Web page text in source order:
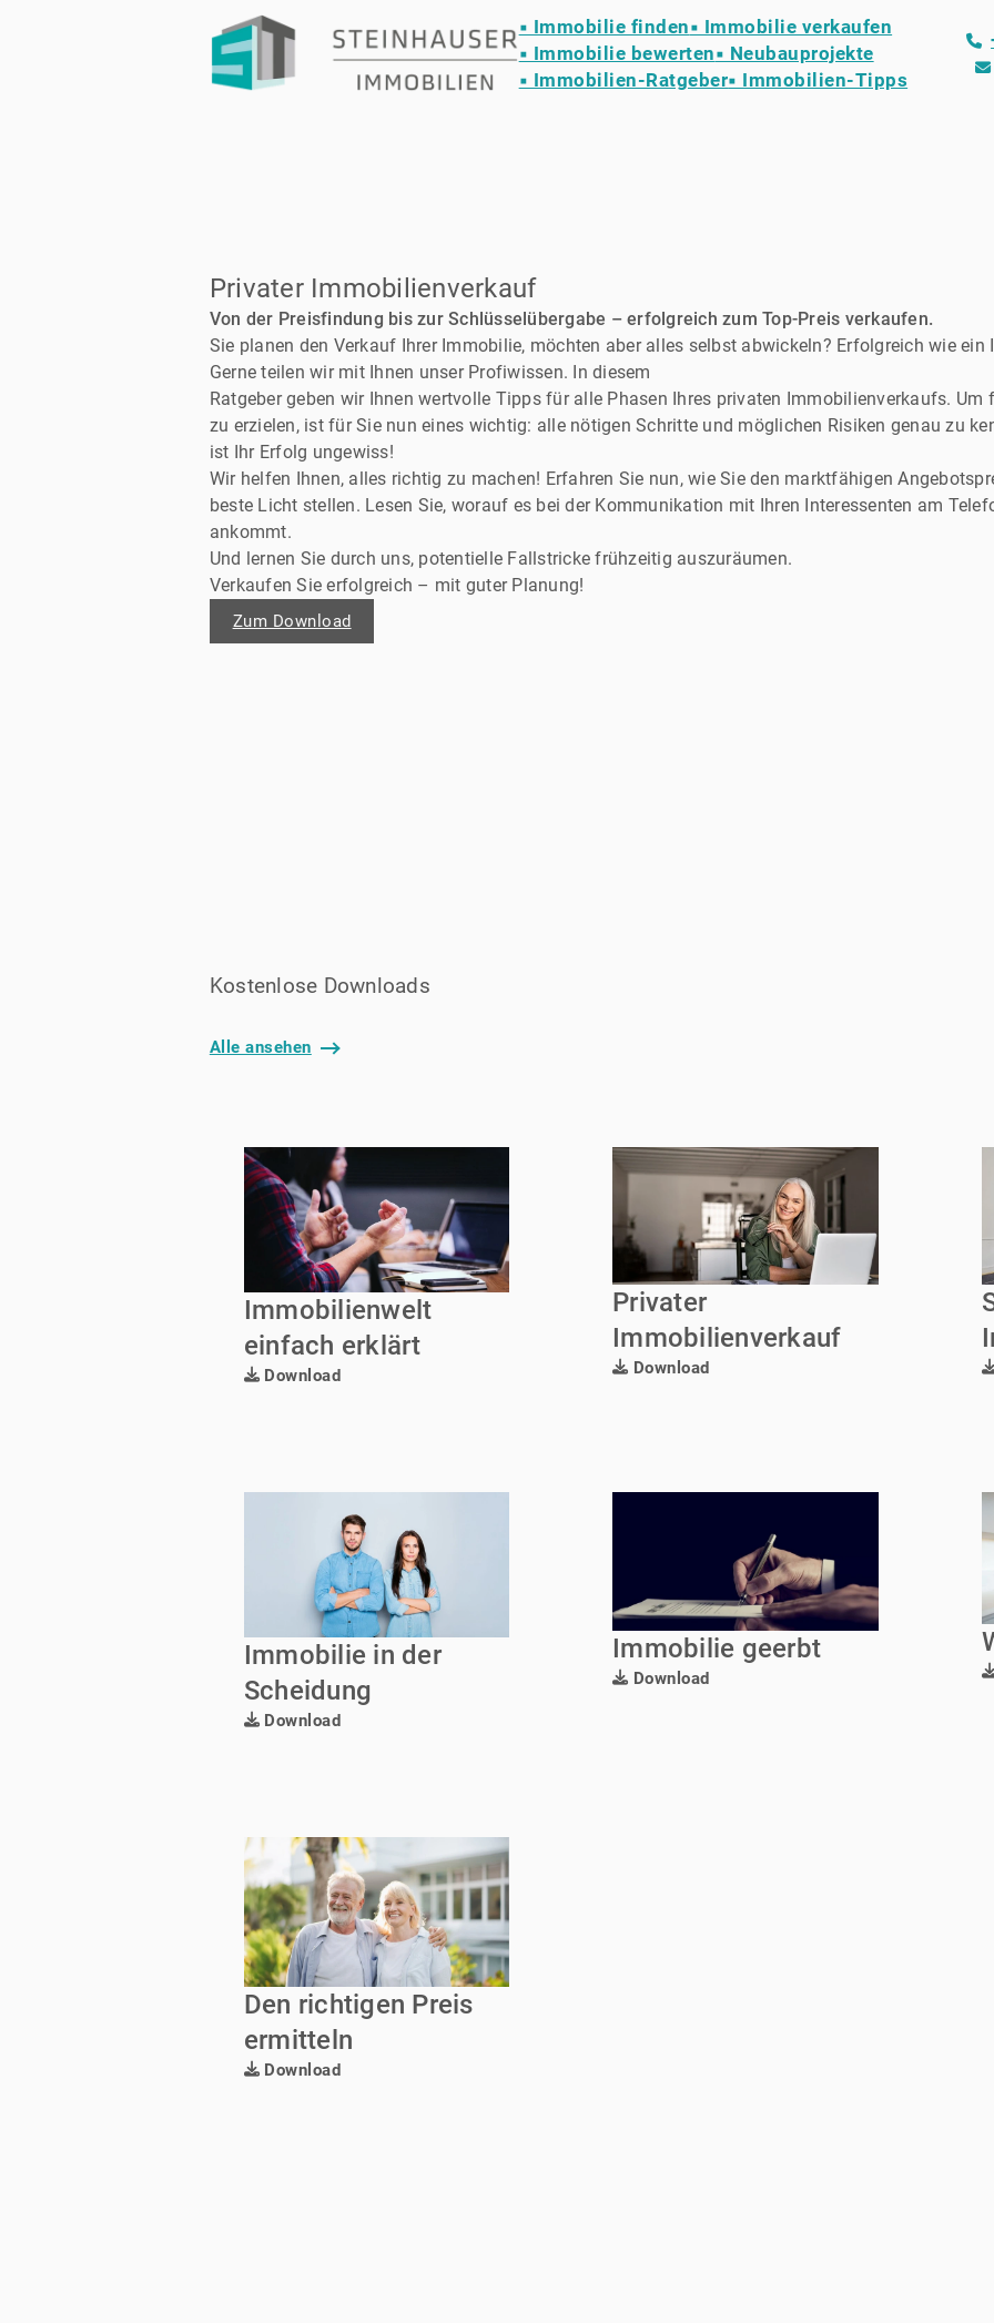
▪ Immobilie finden▪ Immobilie verkaufen
▪ Immobilie bewerten▪ Neubauprojekte
▪ Immobilien-Ratgeber▪ Immobilien-Tipps
Privater Immobilienverkauf
Von der Preisfindung bis zur Schlüsselübergabe – erfolgreich zum Top-Preis verkaufen.
Sie planen den Verkauf Ihrer Immobilie, möchten aber alles selbst abwickeln? Erfolgreich wie ein
Gerne teilen wir mit Ihnen unser Profiwissen. In diesem
Ratgeber geben wir Ihnen wertvolle Tipps für alle Phasen Ihres privaten Immobilienverkaufs. Um
zu erzielen, ist für Sie nun eines wichtig: alle nötigen Schritte und möglichen Risiken genau zu
ist Ihr Erfolg ungewiss!
Wir helfen Ihnen, alles richtig zu machen! Erfahren Sie nun, wie Sie den marktfähigen
beste Licht stellen. Lesen Sie, worauf es bei der Kommunikation mit Ihren Interessenten am
ankommt.
Und lernen Sie durch uns, potentielle Fallstricke frühzeitig auszuräumen.
Verkaufen Sie erfolgreich – mit guter Planung!
Zum Download
Kostenlose Downloads
Alle ansehen
Immobilienwelt
einfach erklärt
Download
Privater
Immobilienverkauf
Download
Immobilie in der
Scheidung
Download
Immobilie geerbt
Download
Den richtigen Preis
ermitteln
Download